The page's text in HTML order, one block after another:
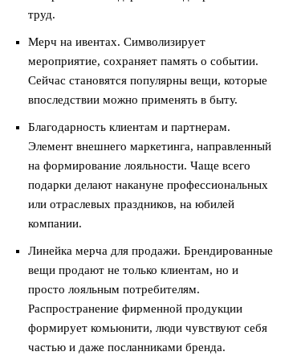
труд.
Мерч на ивентах. Символизирует
мероприятие, сохраняет память о событии.
Сейчас становятся популярны вещи, которые
впоследствии можно применять в быту.
Благодарность клиентам и партнерам.
Элемент внешнего маркетинга, направленный
на формирование лояльности. Чаще всего
подарки делают накануне профессиональных
или отраслевых праздников, на юбилей
компании.
Линейка мерча для продажи. Брендированные
вещи продают не только клиентам, но и
просто лояльным потребителям.
Распространение фирменной продукции
формирует комьюнити, люди чувствуют себя
частью и даже посланниками бренда.